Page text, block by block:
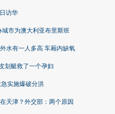
访华
市为澳大利亚布里斯班
水有一人多高 车厢内缺氧
划艇救了一个孕妇
实施爆破分洪
天津？外交部：两个原因